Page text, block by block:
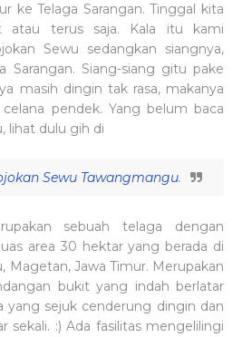
ke Telaga Sarangan. Tinggal kita
atau terus saja. Kala itu kami
Sewu sedangkan siangnya,
Sarangan. Siang-siang gitu pake
masih dingin tak rasa, makanya
pendek. Yang belum baca
lihat dulu gih di
Sewu Tawangmangu.
sebuah telaga dengan
area 30 hektar yang berada di
Magetan, Jawa Timur. Merupakan
bukit yang indah berlatar
yang sejuk cenderung dingin dan
sekali. :) Ada fasilitas mengelilingi